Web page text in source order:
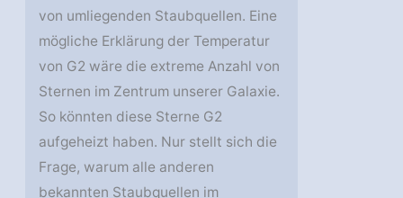
von umliegenden Staubquellen. Eine
mögliche Erklärung der Temperatur
von G2 wäre die extreme Anzahl von
Sternen im Zentrum unserer Galaxie.
So könnten diese Sterne G2
aufgeheizt haben. Nur stellt sich die
Frage, warum alle anderen
bekannten Staubquellen im